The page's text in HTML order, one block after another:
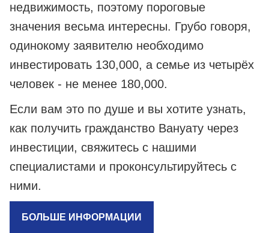
недвижимость, поэтому пороговые
значения весьма интересны. Грубо говоря,
одинокому заявителю необходимо
инвестировать 130,000, а семье из четырёх
человек - не менее 180,000.
Если вам это по душе и вы хотите узнать,
как получить гражданство Вануату через
инвестиции, свяжитесь с нашими
специалистами и проконсультируйтесь с
ними.
БОЛЬШЕ ИНФОРМАЦИИ